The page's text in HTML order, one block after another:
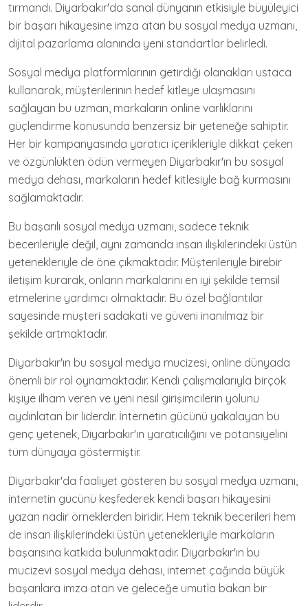
tırmandı. Diyarbakır'da sanal dünyanın etkisiyle büyüleyici
bir başarı hikayesine imza atan bu sosyal medya uzmanı,
dijital pazarlama alanında yeni standartlar belirledi.
Sosyal medya platformlarının getirdiği olanakları ustaca
kullanarak, müşterilerinin hedef kitleye ulaşmasını
sağlayan bu uzman, markaların online varlıklarını
güçlendirme konusunda benzersiz bir yeteneğe sahiptir.
Her bir kampanyasında yaratıcı içerikleriyle dikkat çeken
ve özgünlükten ödün vermeyen Diyarbakır'ın bu sosyal
medya dehası, markaların hedef kitlesiyle bağ kurmasını
sağlamaktadır.
Bu başarılı sosyal medya uzmanı, sadece teknik
becerileriyle değil, aynı zamanda insan ilişkilerindeki üstün
yetenekleriyle de öne çıkmaktadır. Müşterileriyle birebir
iletişim kurarak, onların markalarını en iyi şekilde temsil
etmelerine yardımcı olmaktadır. Bu özel bağlantılar
sayesinde müşteri sadakati ve güveni inanılmaz bir
şekilde artmaktadır.
Diyarbakır'ın bu sosyal medya mucizesi, online dünyada
önemli bir rol oynamaktadır. Kendi çalışmalarıyla birçok
kişiye ilham veren ve yeni nesil girişimcilerin yolunu
aydınlatan bir liderdir. İnternetin gücünü yakalayan bu
genç yetenek, Diyarbakır'ın yaratıcılığını ve potansiyelini
tüm dünyaya göstermiştir.
Diyarbakır'da faaliyet gösteren bu sosyal medya uzmanı,
internetin gücünü keşfederek kendi başarı hikayesini
yazan nadir örneklerden biridir. Hem teknik becerileri hem
de insan ilişkilerindeki üstün yetenekleriyle markaların
başarısına katkıda bulunmaktadır. Diyarbakır'ın bu
mucizevi sosyal medya dehası, internet çağında büyük
başarılara imza atan ve geleceğe umutla bakan bir